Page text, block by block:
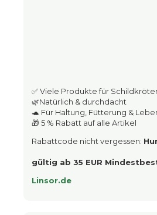
✅ Viele Produkte für
🌿Natürlich & durchdacht
🐢 Für Haltung, Fütterung &
🎁 5 % Rabatt auf alle Artikel
Rabattcode nicht vergessen:
gültig ab 35 EUR
Linsor.de